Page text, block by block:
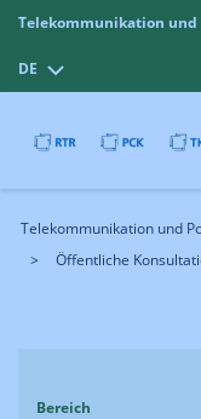
Telekommunikation und
DE
Telekommunikation und
Öffentliche
Bereich